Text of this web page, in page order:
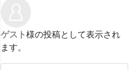
ゲスト様の投稿として表示され
ます。